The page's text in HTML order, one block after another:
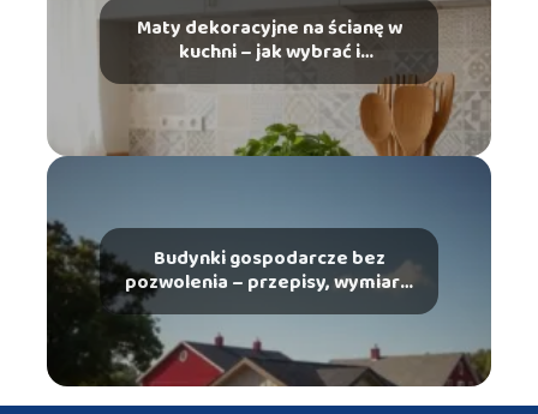
Maty dekoracyjne na ścianę w
kuchni – jak wybrać i
zamontować?
Budynki gospodarcze bez
pozwolenia – przepisy, wymiary,
wymagania